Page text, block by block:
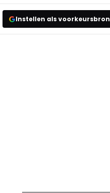
Instellen als voorkeursbron